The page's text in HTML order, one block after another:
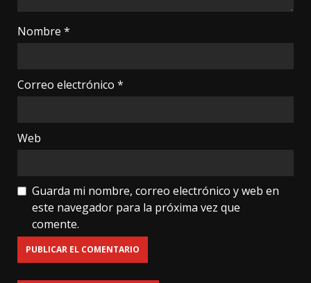
Nombre *
Correo electrónico *
Web
Guarda mi nombre, correo electrónico y web en
este navegador para la próxima vez que
comente.